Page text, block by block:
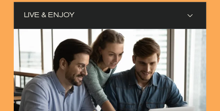
LIVE & ENJOY